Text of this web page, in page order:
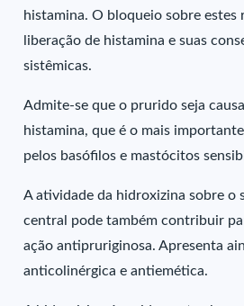
histamina. O bloqueio sobre estes
liberação de histamina e suas
sistêmicas.
Admite-se que o prurido seja
histamina, que é o mais
pelos basófilos e mastócitos
A atividade da hidroxizina sobre o
central pode também contribuir
ação antipruriginosa. Apresenta
anticolinérgica e antiemética.